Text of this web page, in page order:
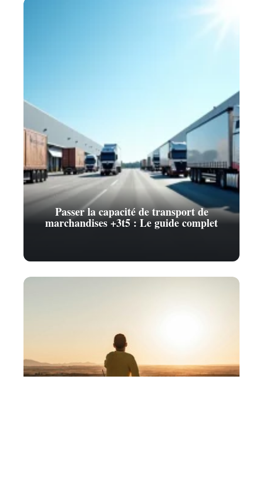
Passer la capacité de transport de
marchandises +3t5 : Le guide complet